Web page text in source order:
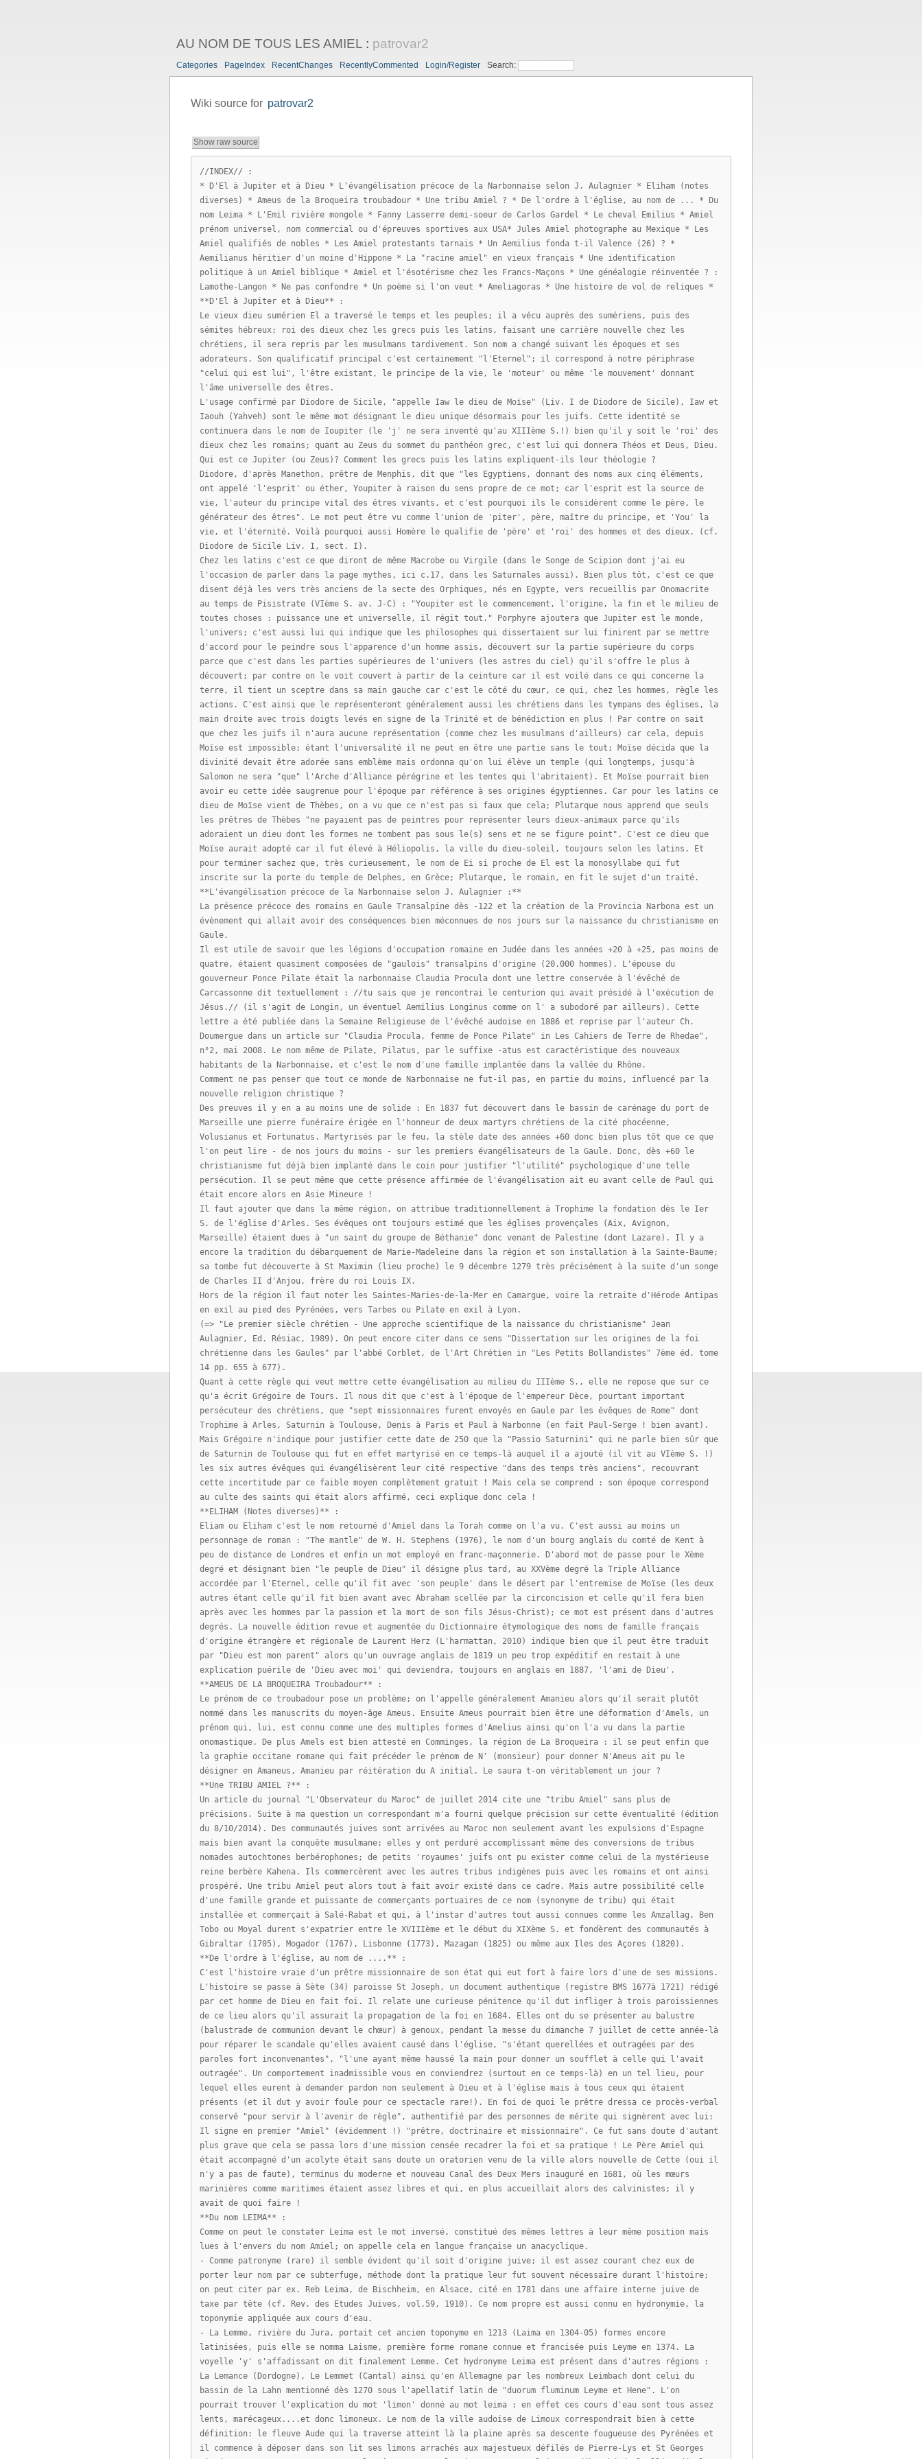
AU NOM DE TOUS LES AMIEL : patrovar2
Categories PageIndex RecentChanges RecentlyCommented Login/Register Search:
Wiki source for patrovar2
Show raw source
//INDEX// :
* D'El à Jupiter et à Dieu * L'évangélisation précoce de la Narbonnaise selon J. Aulagnier * Eliham (notes
diverses) * Ameus de la Broqueira troubadour * Une tribu Amiel ? * De l'ordre à l'église, au nom de ... * Du
nom Leima * L'Emil rivière mongole * Fanny Lasserre demi-soeur de Carlos Gardel * Le cheval Emilius * Amiel
prénom universel, nom commercial ou d'épreuves sportives aux USA* Jules Amiel photographe au Mexique * Les
Amiel qualifiés de nobles * Les Amiel protestants tarnais * Un Aemilius fonda t-il Valence (26) ? *
Aemilianus héritier d'un moine d'Hippone * La "racine amiel" en vieux français * Une identification
politique à un Amiel biblique * Amiel et l'ésotérisme chez les Francs-Maçons * Une généalogie réinventée ? :
Lamothe-Langon * Ne pas confondre * Un poème si l'on veut * Ameliagoras * Une histoire de vol de reliques *
**D'El à Jupiter et à Dieu** :
Le vieux dieu sumérien El a traversé le temps et les peuples; il a vécu auprès des sumériens, puis des
sémites hébreux; roi des dieux chez les grecs puis les latins, faisant une carrière nouvelle chez les
chrétiens, il sera repris par les musulmans tardivement. Son nom a changé suivant les époques et ses
adorateurs. Son qualificatif principal c'est certainement "l'Eternel"; il correspond à notre périphrase
"celui qui est lui", l'être existant, le principe de la vie, le 'moteur' ou même 'le mouvement' donnant
l'âme universelle des êtres.
L'usage confirmé par Diodore de Sicile, "appelle Iaw le dieu de Moïse" (Liv. I de Diodore de Sicile), Iaw et
Iaouh (Yahveh) sont le même mot désignant le dieu unique désormais pour les juifs. Cette identité se
continuera dans le nom de Ioupiter (le 'j' ne sera inventé qu'au XIIIème S.!) bien qu'il y soit le 'roi' des
dieux chez les romains; quant au Zeus du sommet du panthéon grec, c'est lui qui donnera Théos et Deus, Dieu.
Qui est ce Jupiter (ou Zeus)? Comment les grecs puis les latins expliquent-ils leur théologie ?
Diodore, d'après Manethon, prêtre de Menphis, dit que "les Egyptiens, donnant des noms aux cinq éléments,
ont appelé 'l'esprit' ou éther, Youpiter à raison du sens propre de ce mot; car l'esprit est la source de
vie, l'auteur du principe vital des êtres vivants, et c'est pourquoi ils le considèrent comme le père, le
générateur des êtres". Le mot peut être vu comme l'union de 'piter', père, maître du principe, et 'You' la
vie, et l'éternité. Voilà pourquoi aussi Homère le qualifie de 'père' et 'roi' des hommes et des dieux. (cf.
Diodore de Sicile Liv. I, sect. I).
Chez les latins c'est ce que diront de même Macrobe ou Virgile (dans le Songe de Scipion dont j'ai eu
l'occasion de parler dans la page mythes, ici c.17, dans les Saturnales aussi). Bien plus tôt, c'est ce que
disent déjà les vers très anciens de la secte des Orphiques, nés en Egypte, vers recueillis par Onomacrite
au temps de Pisistrate (VIème S. av. J-C) : "Youpiter est le commencement, l'origine, la fin et le milieu de
toutes choses : puissance une et universelle, il régit tout." Porphyre ajoutera que Jupiter est le monde,
l'univers; c'est aussi lui qui indique que les philosophes qui dissertaient sur lui finirent par se mettre
d'accord pour le peindre sous l'apparence d'un homme assis, découvert sur la partie supérieure du corps
parce que c'est dans les parties supérieures de l'univers (les astres du ciel) qu'il s'offre le plus à
découvert; par contre on le voit couvert à partir de la ceinture car il est voilé dans ce qui concerne la
terre, il tient un sceptre dans sa main gauche car c'est le côté du cœur, ce qui, chez les hommes, règle les
actions. C'est ainsi que le représenteront généralement aussi les chrétiens dans les tympans des églises, la
main droite avec trois doigts levés en signe de la Trinité et de bénédiction en plus ! Par contre on sait
que chez les juifs il n'aura aucune représentation (comme chez les musulmans d'ailleurs) car cela, depuis
Moïse est impossible; étant l'universalité il ne peut en être une partie sans le tout; Moïse décida que la
divinité devait être adorée sans emblème mais ordonna qu'on lui élève un temple (qui longtemps, jusqu'à
Salomon ne sera "que" l'Arche d'Alliance pérégrine et les tentes qui l'abritaient). Et Moïse pourrait bien
avoir eu cette idée saugrenue pour l'époque par référence à ses origines égyptiennes. Car pour les latins ce
dieu de Moïse vient de Thèbes, on a vu que ce n'est pas si faux que cela; Plutarque nous apprend que seuls
les prêtres de Thèbes "ne payaient pas de peintres pour représenter leurs dieux-animaux parce qu'ils
adoraient un dieu dont les formes ne tombent pas sous le(s) sens et ne se figure point". C'est ce dieu que
Moïse aurait adopté car il fut élevé à Héliopolis, la ville du dieu-soleil, toujours selon les latins. Et
pour terminer sachez que, très curieusement, le nom de Ei si proche de El est la monosyllabe qui fut
inscrite sur la porte du temple de Delphes, en Grèce; Plutarque, le romain, en fit le sujet d'un traité.
**L'évangélisation précoce de la Narbonnaise selon J. Aulagnier :**
La présence précoce des romains en Gaule Transalpine dès -122 et la création de la Provincia Narbona est un
évènement qui allait avoir des conséquences bien méconnues de nos jours sur la naissance du christianisme en
Gaule.
Il est utile de savoir que les légions d'occupation romaine en Judée dans les années +20 à +25, pas moins de
quatre, étaient quasiment composées de "gaulois" transalpins d'origine (20.000 hommes). L'épouse du
gouverneur Ponce Pilate était la narbonnaise Claudia Procula dont une lettre conservée à l'évêché de
Carcassonne dit textuellement : //tu sais que je rencontrai le centurion qui avait présidé à l'exécution de
Jésus.// (il s'agit de Longin, un éventuel Aemilius Longinus comme on l' a subodoré par ailleurs). Cette
lettre a été publiée dans la Semaine Religieuse de l'évêché audoise en 1886 et reprise par l'auteur Ch.
Doumergue dans un article sur "Claudia Procula, femme de Ponce Pilate" in Les Cahiers de Terre de Rhedae",
n°2, mai 2008. Le nom même de Pilate, Pilatus, par le suffixe -atus est caractéristique des nouveaux
habitants de la Narbonnaise, et c'est le nom d'une famille implantée dans la vallée du Rhône.
Comment ne pas penser que tout ce monde de Narbonnaise ne fut-il pas, en partie du moins, influencé par la
nouvelle religion christique ?
Des preuves il y en a au moins une de solide : En 1837 fut découvert dans le bassin de carénage du port de
Marseille une pierre funéraire érigée en l'honneur de deux martyrs chrétiens de la cité phocéenne,
Volusianus et Fortunatus. Martyrisés par le feu, la stèle date des années +60 donc bien plus tôt que ce que
l'on peut lire - de nos jours du moins - sur les premiers évangélisateurs de la Gaule. Donc, dès +60 le
christianisme fut déjà bien implanté dans le coin pour justifier "l'utilité" psychologique d'une telle
persécution. Il se peut même que cette présence affirmée de l'évangélisation ait eu avant celle de Paul qui
était encore alors en Asie Mineure !
Il faut ajouter que dans la même région, on attribue traditionnellement à Trophime la fondation dès le Ier
S. de l'église d'Arles. Ses évêques ont toujours estimé que les églises provençales (Aix, Avignon,
Marseille) étaient dues à "un saint du groupe de Béthanie" donc venant de Palestine (dont Lazare). Il y a
encore la tradition du débarquement de Marie-Madeleine dans la région et son installation à la Sainte-Baume;
sa tombe fut découverte à St Maximin (lieu proche) le 9 décembre 1279 très précisément à la suite d'un songe
de Charles II d'Anjou, frère du roi Louis IX.
Hors de la région il faut noter les Saintes-Maries-de-la-Mer en Camargue, voire la retraite d'Hérode Antipas
en exil au pied des Pyrénées, vers Tarbes ou Pilate en exil à Lyon.
(=> "Le premier siècle chrétien - Une approche scientifique de la naissance du christianisme" Jean
Aulagnier, Ed. Résiac, 1989). On peut encore citer dans ce sens "Dissertation sur les origines de la foi
chrétienne dans les Gaules" par l'abbé Corblet, de l'Art Chrétien in "Les Petits Bollandistes" 7ème éd. tome
14 pp. 655 à 677).
Quant à cette règle qui veut mettre cette évangélisation au milieu du IIIème S., elle ne repose que sur ce
qu'a écrit Grégoire de Tours. Il nous dit que c'est à l'époque de l'empereur Dèce, pourtant important
persécuteur des chrétiens, que "sept missionnaires furent envoyés en Gaule par les évêques de Rome" dont
Trophime à Arles, Saturnin à Toulouse, Denis à Paris et Paul à Narbonne (en fait Paul-Serge ! bien avant).
Mais Grégoire n'indique pour justifier cette date de 250 que la "Passio Saturnini" qui ne parle bien sûr que
de Saturnin de Toulouse qui fut en effet martyrisé en ce temps-là auquel il a ajouté (il vit au VIème S. !)
les six autres évêques qui évangélisèrent leur cité respective "dans des temps très anciens", recouvrant
cette incertitude par ce faible moyen complètement gratuit ! Mais cela se comprend : son époque correspond
au culte des saints qui était alors affirmé, ceci explique donc cela !
**ELIHAM (Notes diverses)** :
Eliam ou Eliham c'est le nom retourné d'Amiel dans la Torah comme on l'a vu. C'est aussi au moins un
personnage de roman : "The mantle" de W. H. Stephens (1976), le nom d'un bourg anglais du comté de Kent à
peu de distance de Londres et enfin un mot employé en franc-maçonnerie. D'abord mot de passe pour le Xème
degré et désignant bien "le peuple de Dieu" il désigne plus tard, au XXVème degré la Triple Alliance
accordée par l'Eternel, celle qu'il fit avec 'son peuple' dans le désert par l'entremise de Moïse (les deux
autres étant celle qu'il fit bien avant avec Abraham scellée par la circoncision et celle qu'il fera bien
après avec les hommes par la passion et la mort de son fils Jésus-Christ); ce mot est présent dans d'autres
degrés. La nouvelle édition revue et augmentée du Dictionnaire étymologique des noms de famille français
d'origine étrangère et régionale de Laurent Herz (L'harmattan, 2010) indique bien que il peut être traduit
par "Dieu est mon parent" alors qu'un ouvrage anglais de 1819 un peu trop expéditif en restait à une
explication puérile de 'Dieu avec moi' qui deviendra, toujours en anglais en 1887, 'l'ami de Dieu'.
**AMEUS DE LA BROQUEIRA Troubadour** :
Le prénom de ce troubadour pose un problème; on l'appelle généralement Amanieu alors qu'il serait plutôt
nommé dans les manuscrits du moyen-âge Ameus. Ensuite Ameus pourrait bien être une déformation d'Amels, un
prénom qui, lui, est connu comme une des multiples formes d'Amelius ainsi qu'on l'a vu dans la partie
onomastique. De plus Amels est bien attesté en Comminges, la région de La Broqueira : il se peut enfin que
la graphie occitane romane qui fait précéder le prénom de N' (monsieur) pour donner N'Ameus ait pu le
désigner en Amaneus, Amanieu par réitération du A initial. Le saura t-on véritablement un jour ?
**Une TRIBU AMIEL ?** :
Un article du journal "L'Observateur du Maroc" de juillet 2014 cite une "tribu Amiel" sans plus de
précisions. Suite à ma question un correspondant m'a fourni quelque précision sur cette éventualité (édition
du 8/10/2014). Des communautés juives sont arrivées au Maroc non seulement avant les expulsions d'Espagne
mais bien avant la conquête musulmane; elles y ont perduré accomplissant même des conversions de tribus
nomades autochtones berbérophones; de petits 'royaumes' juifs ont pu exister comme celui de la mystérieuse
reine berbère Kahena. Ils commercèrent avec les autres tribus indigènes puis avec les romains et ont ainsi
prospéré. Une tribu Amiel peut alors tout à fait avoir existé dans ce cadre. Mais autre possibilité celle
d'une famille grande et puissante de commerçants portuaires de ce nom (synonyme de tribu) qui était
installée et commerçait à Salé-Rabat et qui, à l'instar d'autres tout aussi connues comme les Amzallag, Ben
Tobo ou Moyal durent s'expatrier entre le XVIIIème et le début du XIXème S. et fondèrent des communautés à
Gibraltar (1705), Mogador (1767), Lisbonne (1773), Mazagan (1825) ou même aux Iles des Açores (1820).
**De l'ordre à l'église, au nom de ....** :
C'est l'histoire vraie d'un prêtre missionnaire de son état qui eut fort à faire lors d'une de ses missions.
L'histoire se passe à Sète (34) paroisse St Joseph, un document authentique (registre BMS 1677à 1721) rédigé
par cet homme de Dieu en fait foi. Il relate une curieuse pénitence qu'il dut infliger à trois paroissiennes
de ce lieu alors qu'il assurait la propagation de la foi en 1684. Elles ont du se présenter au balustre
(balustrade de communion devant le chœur) à genoux, pendant la messe du dimanche 7 juillet de cette année-là
pour réparer le scandale qu'elles avaient causé dans l'église, "s'étant querellées et outragées par des
paroles fort inconvenantes", "l'une ayant même haussé la main pour donner un soufflet à celle qui l'avait
outragée". Un comportement inadmissible vous en conviendrez (surtout en ce temps-là) en un tel lieu, pour
lequel elles eurent à demander pardon non seulement à Dieu et à l'église mais à tous ceux qui étaient
présents (et il dut y avoir foule pour ce spectacle rare!). En foi de quoi le prêtre dressa ce procès-verbal
conservé "pour servir à l'avenir de règle", authentifié par des personnes de mérite qui signèrent avec lui:
Il signe en premier "Amiel" (évidemment !) "prêtre, doctrinaire et missionnaire". Ce fut sans doute d'autant
plus grave que cela se passa lors d'une mission censée recadrer la foi et sa pratique ! Le Père Amiel qui
était accompagné d'un acolyte était sans doute un oratorien venu de la ville alors nouvelle de Cette (oui il
n'y a pas de faute), terminus du moderne et nouveau Canal des Deux Mers inauguré en 1681, où les mœurs
marinières comme maritimes étaient assez libres et qui, en plus accueillait alors des calvinistes; il y
avait de quoi faire !
**Du nom LEIMA** :
Comme on peut le constater Leima est le mot inversé, constitué des mêmes lettres à leur même position mais
lues à l'envers du nom Amiel; on appelle cela en langue française un anacyclique.
- Comme patronyme (rare) il semble évident qu'il soit d'origine juive; il est assez courant chez eux de
porter leur nom par ce subterfuge, méthode dont la pratique leur fut souvent nécessaire durant l'histoire;
on peut citer par ex. Reb Leima, de Bischheim, en Alsace, cité en 1781 dans une affaire interne juive de
taxe par tête (cf. Rev. des Etudes Juives, vol.59, 1910). Ce nom propre est aussi connu en hydronymie, la
toponymie appliquée aux cours d'eau.
- La Lemme, rivière du Jura, portait cet ancien toponyme en 1213 (Laima en 1304-05) formes encore
latinisées, puis elle se nomma Laisme, première forme romane connue et francisée puis Leyme en 1374. La
voyelle 'y' s'affadissant on dit finalement Lemme. Cet hydronyme Leima est présent dans d'autres régions :
La Lemance (Dordogne), Le Lemmet (Cantal) ainsi qu'en Allemagne par les nombreux Leimbach dont celui du
bassin de la Lahn mentionné dès 1270 sous l'apellatif latin de "duorum fluminum Leyme et Hene". L'on
pourrait trouver l'explication du mot 'limon' donné au mot leima : en effet ces cours d'eau sont tous assez
lents, marécageux....et donc limoneux. Le nom de la ville audoise de Limoux correspondrait bien à cette
définition: le fleuve Aude qui la traverse atteint là la plaine après sa descente fougueuse des Pyrénées et
il commence à déposer dans son lit ses limons arrachés aux majestueux défilés de Pierre-Lys et St Georges